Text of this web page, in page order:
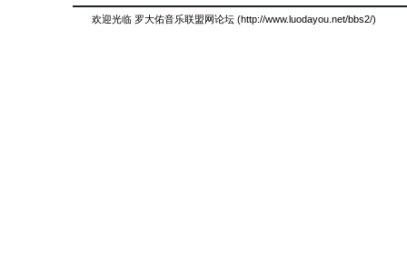
欢迎光临 罗大佑音乐联盟网论坛 (http://www.luodayou.net/bbs2/)